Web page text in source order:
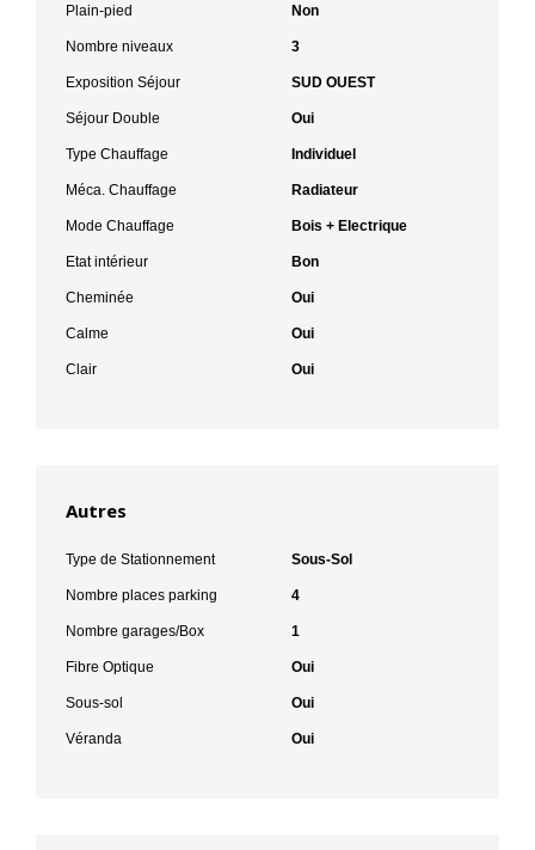
Plain-pied Non
Nombre niveaux 3
Exposition Séjour SUD OUEST
Séjour Double Oui
Type Chauffage Individuel
Méca. Chauffage Radiateur
Mode Chauffage Bois + Electrique
Etat intérieur Bon
Cheminée Oui
Calme Oui
Clair Oui
Autres
Type de Stationnement Sous-Sol
Nombre places parking 4
Nombre garages/Box 1
Fibre Optique Oui
Sous-sol Oui
Véranda Oui